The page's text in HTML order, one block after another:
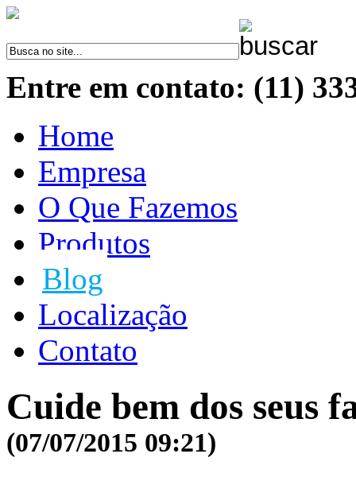
Entre em contato: (11)
Home
Empresa
O Que Fazemos
Produtos
Blog
Localização
Contato
Cuide bem dos seus
(07/07/2015 09:21)